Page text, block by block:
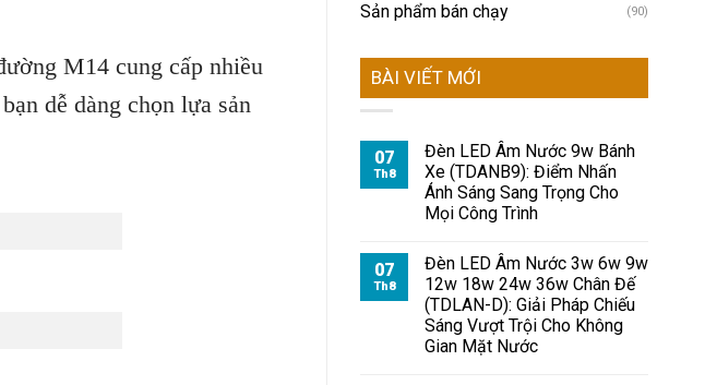
M14 cung cấp nhiều
dễ dàng chọn lựa sản
Sản phẩm bán chạy (90)
BÀI VIẾT MỚI
07
Th8
Đèn LED Âm Nước 9w Bánh
Xe (TDANB9): Điểm Nhấn
Ánh Sáng Sang Trọng Cho
Mọi Công Trình
07
Th8
Đèn LED Âm Nước 3w 6w 9w
12w 18w 24w 36w Chân Đế
(TDLAN-D): Giải Pháp Chiếu
Sáng Vượt Trội Cho Không
Gian Mặt Nước